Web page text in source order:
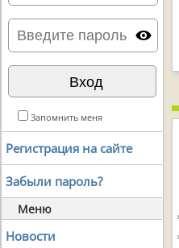
Запомнить меня
Регистрация на сайте
Забыли пароль?
Меню
Новости